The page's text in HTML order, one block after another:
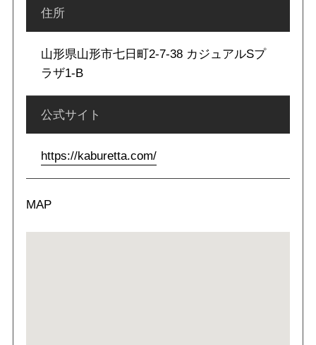
住所
山形県山形市七日町2-7-38 カジュアルSプ
ラザ1-B
公式サイト
https://kaburetta.com/
MAP